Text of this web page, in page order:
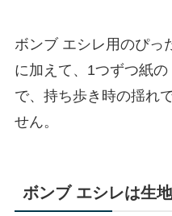
ボンブ エシレ用のぴっ
に加えて、1つずつ紙
で、持ち歩き時の揺れ
せん。
ボンブ エシレは生